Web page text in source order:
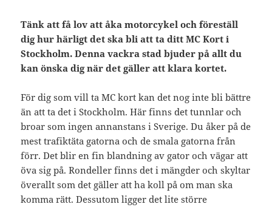
Tänk att få lov att åka motorcykel och föreställ
dig hur härligt det ska bli att ta ditt MC Kort i
Stockholm. Denna vackra stad bjuder på allt du
kan önska dig när det gäller att klara kortet.
För dig som vill ta MC kort kan det nog inte bli bättre
än att ta det i Stockholm. Här finns det tunnlar och
broar som ingen annanstans i Sverige. Du åker på de
mest trafiktäta gatorna och de smala gatorna från
förr. Det blir en fin blandning av gator och vägar att
öva sig på. Rondeller finns det i mängder och skyltar
överallt som det gäller att ha koll på om man ska
komma rätt. Dessutom ligger det lite större